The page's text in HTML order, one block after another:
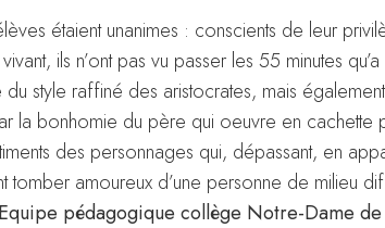
étaient unanimes : conscients de leur
ils n’ont pas vu passer les 55 minutes
du style raffiné des aristocrates, mais
la bonhomie du père qui oeuvre en cachette
des personnages qui, dépassant, en
amoureux d’une personne de milieu
Equipe pédagogique collège Notre-Dame